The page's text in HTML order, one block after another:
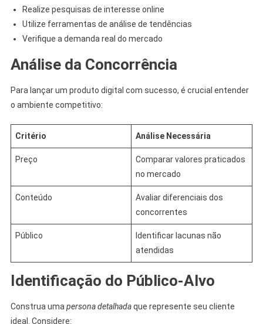
Realize pesquisas de interesse online
Utilize ferramentas de análise de tendências
Verifique a demanda real do mercado
Análise da Concorrência
Para lançar um produto digital com sucesso, é crucial entender
o ambiente competitivo:
Critério Análise Necessária
Preço
Comparar valores praticados
no mercado
Conteúdo
Avaliar diferenciais dos
concorrentes
Público
Identificar lacunas não
atendidas
Identificação do Público-Alvo
Construa uma persona detalhadaque represente seu cliente
ideal. Considere: